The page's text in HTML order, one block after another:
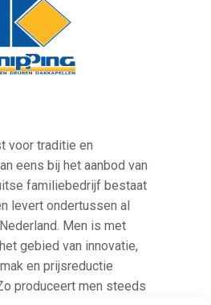
voor traditie en
eens bij het aanbod van
familiebedrijf bestaat
levert ondertussen al
Men is met
gebied van innovatie,
en prijsreductie
produceert men steeds